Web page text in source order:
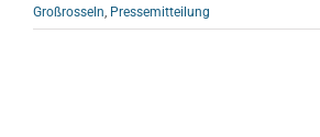
Großrosseln Pressemitteilung